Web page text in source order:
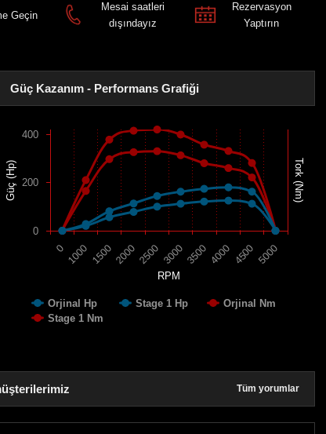
Geçin
Mesai saatleri
dışındayız
Rezervasyon
Yaptırın
Güç Kazanım - Performans Grafiği
RPM
Güç (Hp) Tork (Nm)
Orjinal Hp Stage 1 Hp
Orjinal Nm
Stage 1 Nm
0 1000 150020002500 30003500 4000 4500 5000
0
200
400
Tüm yorumlar